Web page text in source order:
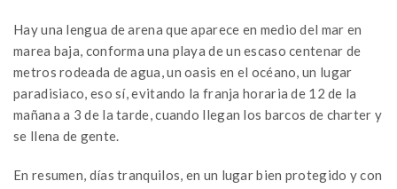
Hay una lengua de arena que aparece en medio del mar en
marea baja, conforma una playa de un escaso centenar de
metros rodeada de agua, un oasis en el océano, un lugar
paradisiaco, eso sí, evitando la franja horaria de 12 de la
mañana a 3 de la tarde, cuando llegan los barcos de charter y
se llena de gente.
En resumen, días tranquilos, en un lugar bien protegido y con